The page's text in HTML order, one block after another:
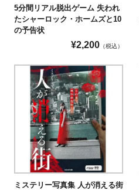
5分間リアル脱出ゲーム 失われ
たシャーロック・ホームズと10
の予告状
¥2,200 （税込）
ミステリー写真集 人が消える街